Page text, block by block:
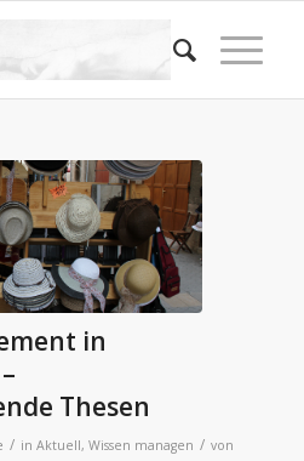
in
Thesen
/ in Aktuell, Wissen managen / von